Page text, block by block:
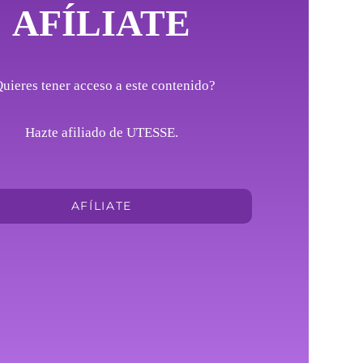
AFÍLIATE
tener acceso a este contenido?
Hazte afiliado de UTESSE.
AFÍLIATE